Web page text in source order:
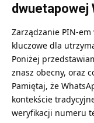
dwuetapowej
Zarządzanie PIN-
kluczowe dla
Poniżej
znasz obecny, oraz
Pamiętaj, że
kontekście
weryfikacji numeru